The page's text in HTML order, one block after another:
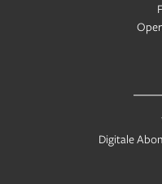
Digitale